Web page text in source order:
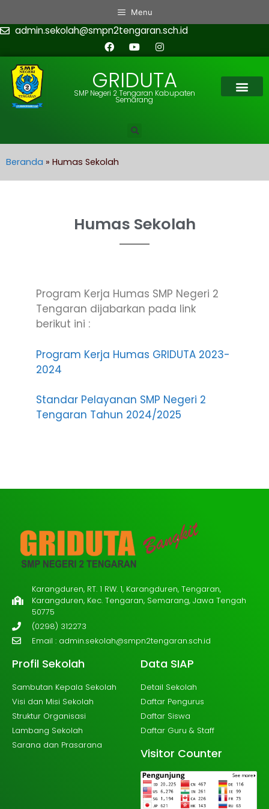
Menu
admin.sekolah@smpn2tengaran.sch.id
GRIDUTA
SMP Negeri 2 Tengaran Kabupaten
Semarang
Beranda » Humas Sekolah
Humas Sekolah
Program Kerja Humas SMP Negeri 2
Tengaran dijabarkan pada link
berikut ini :
Program Kerja Humas GRIDUTA 2023-
2024
Standar Pelayanan SMP Negeri 2
Tengaran Tahun 2024/2025
Karangduren, RT. 1 RW. 1, Karangduren, Tengaran,
Karangduren, Kec. Tengaran, Semarang, Jawa Tengah
50775
(0298) 312273
Email : admin.sekolah@smpn2tengaran.sch.id
Profil Sekolah
Sambutan Kepala Sekolah
Visi dan Misi Sekolah
Struktur Organisasi
Lambang Sekolah
Sarana dan Prasarana
Data SIAP
Detail Sekolah
Daftar Pengurus
Daftar Siswa
Daftar Guru & Staff
Visitor Counter